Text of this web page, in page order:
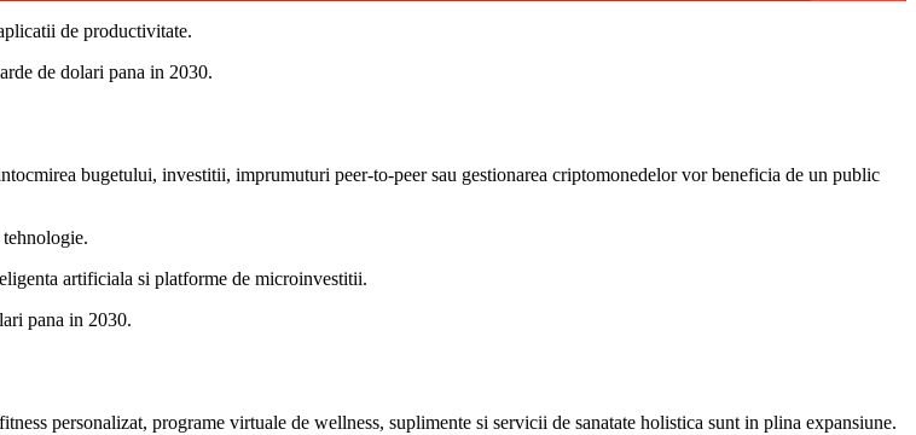
de productivitate.
de dolari pana in 2030.
bugetului, investitii, imprumuturi peer-to-peer sau gestionarea criptomonedelor vor beneficia de un public
artificiala si platforme de microinvestitii.
pana in 2030.
personalizat, programe virtuale de wellness, suplimente si servicii de sanatate holistica sunt in plina expansiune.